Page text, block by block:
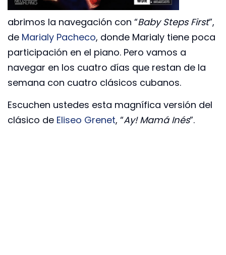
abrimos la navegación con “Baby Steps First”,
de Marialy Pacheco, donde Marialy tiene poca
participación en el piano. Pero vamos a
navegar en los cuatro días que restan de la
semana con cuatro clásicos cubanos.
Escuchen ustedes esta magnífica versión del
clásico de Eliseo Grenet, “Ay! Mamá Inés”.